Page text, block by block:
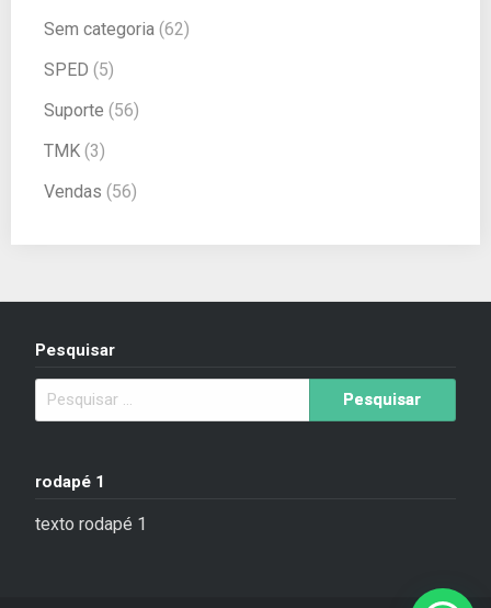
Sem categoria (62)
SPED (5)
Suporte (56)
TMK (3)
Vendas (56)
Pesquisar
rodapé 1
texto rodapé 1